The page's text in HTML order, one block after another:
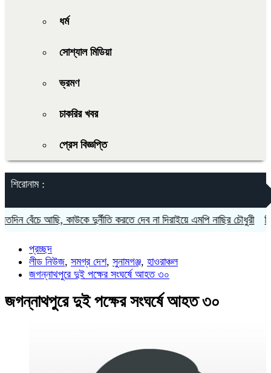
ধর্ম
সোশ্যাল মিডিয়া
ভ্রমণ
চাকরির খবর
প্রেস বিজ্ঞপ্তি
শিরোনাম :
আছি, কাউকে দুর্নীতি করতে দেব না দিরাইয়ে এমপি নাছির চৌধুরী
প্রচ্ছদ
লীড নিউজ, সমগ্র দেশ, সুনামগঞ্জ, হাওরাঞ্চল
জগন্নাথপুরে দুই পক্ষের সংঘর্ষে আহত ৩০
জগন্নাথপুরে দুই পক্ষের সংঘর্ষে আহত ৩০